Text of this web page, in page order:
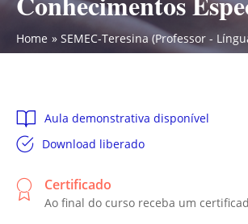
Home SEMEC-Teresina (Professor -
Aula demonstrativa disponível
Download liberado
Certificado
Ao final do curso receba um